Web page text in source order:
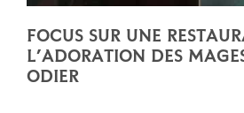
FOCUS SUR UNE
L’ADORATION DES
ODIER